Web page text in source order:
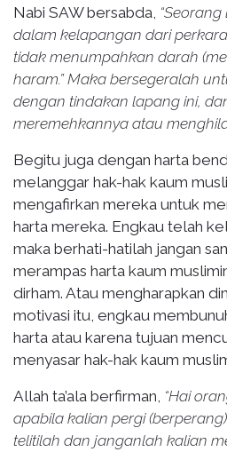
Nabi SAW bersabda,
dalam kelapangan dari
tidak menumpahkan darah
haram.” Maka bersegeralah
dengan tindakan lapang ini,
meremehkannya atau
Begitu juga dengan harta
melanggar hak-hak kaum
mengafirkan mereka untuk
harta mereka. Engkau telah
maka berhati-hatilah jangan
merampas harta kaum
dirham. Atau mengharapkan
motivasi itu, engkau
harta atau karena tujuan
menyasar hak-hak kaum
Allah ta’ala berfirman, “Hai
apabila kalian pergi
telitilah dan janganlah kalian